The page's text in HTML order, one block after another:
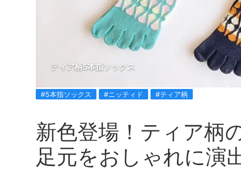
ティア柄5本指ソックス
#5本指ソックス #ニッティド #ティア柄
新色登場！ティア柄
足元をおしゃれに演